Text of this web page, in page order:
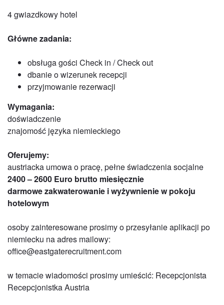
4 gwiazdkowy hotel
Główne zadania:
obsługa gości Check in / Check out
dbanie o wizerunek recepcji
przyjmowanie rezerwacji
Wymagania:
doświadczenie
znajomość języka niemieckiego
Oferujemy:
austriacka umowa o pracę, pełne świadczenia socjalne
2400 – 2600 Euro brutto miesięcznie
darmowe zakwaterowanie i wyżywnienie w pokoju
hotelowym
osoby zainteresowane prosimy o przesyłanie aplikacji po
niemiecku na adres mailowy:
office@eastgaterecruitment.com
w temacie wiadomości prosimy umieścić: Recepcjonista
Recepcjonistka Austria